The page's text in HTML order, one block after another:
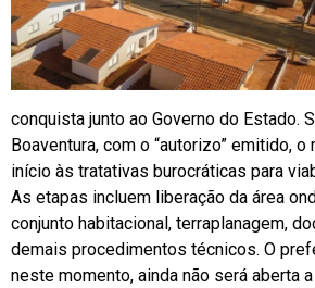
conquista junto ao Governo do Estado.
Boaventura, com o “autorizo” emitido,
início às tratativas burocráticas para
As etapas incluem liberação da área
conjunto habitacional, terraplanagem,
demais procedimentos técnicos. O
neste momento, ainda não será aberta